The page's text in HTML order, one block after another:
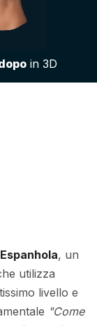
in 3D
, un
utilizza
livello e
"Come